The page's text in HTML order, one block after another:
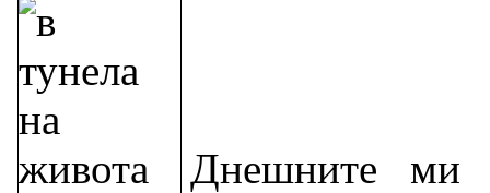
Днешните ми